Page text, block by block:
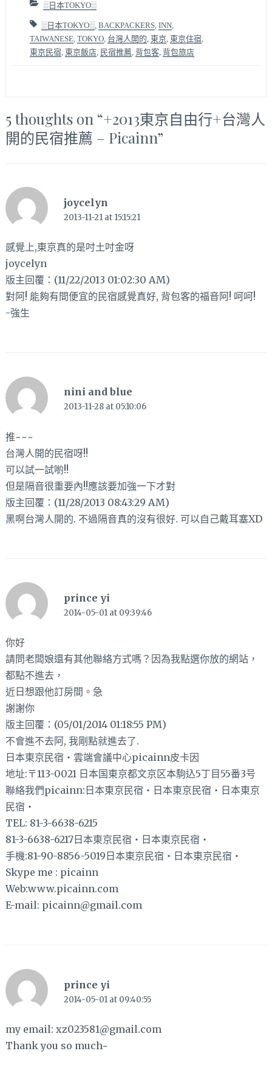
░日本TOKYO░
░日本TOKYO░, BACKPACKERS, INN,
TAIWANESE, TOKYO, 台灣人開的 東京, 東京住宿
東京民宿 東京飯店, 民宿推薦, 背包客, 背包旅店
5 thoughts on “+2013東京自由行+台灣人
開的民宿推薦 – Picainn”
joycelyn
2013-11-21 at 15:15:21
感覺上,東京真的是吋土吋金呀
joycelyn
版主回覆：(11/22/2013 01:02:30 AM)
對阿! 能夠有間便宜的民宿感覺真好, 背包客的福音阿! 呵呵!
-強生
nini and blue
2013-11-28 at 05:10:06
推~~~
台灣人開的民宿呀!!
可以試一試喲!!
但是隔音很重要內!!應該要加強一下才對
版主回覆：(11/28/2013 08:43:29 AM)
黑啊台灣人開的. 不過隔音真的沒有很好. 可以自己戴耳塞XD
prince yi
2014-05-01 at 09:39:46
你好
請問老闆娘還有其他聯絡方式嗎？因為我點選你放的網站，
都點不進去，
近日想跟他訂房間。急
謝謝你
版主回覆：(05/01/2014 01:18:55 PM)
不會進不去阿, 我剛點就進去了.
日本東京民宿‧雲端會議中心picainn皮卡因
地址:〒113-0021 日本国東京都文京区本駒込5丁目55番3号
聯絡我們picainn:日本東京民宿‧日本東京民宿‧日本東京
民宿‧
TEL: 81-3-6638-6215
81-3-6638-6217日本東京民宿‧日本東京民宿‧
手機:81-90-8856-5019日本東京民宿‧日本東京民宿‧
Skype me : picainn
Web:www.picainn.com
E-mail: picainn@gmail.com
prince yi
2014-05-01 at 09:40:55
my email: xz023581@gmail.com
Thank you so much~